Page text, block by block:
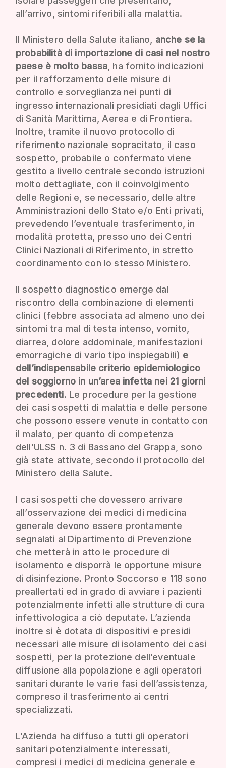
all’arrivo, sintomi riferibili alla malattia.
Il Ministero della Salute italiano, anche se la
probabilità di importazione di casi nel nostro
paese è molto bassa , ha fornito indicazioni
per il rafforzamento delle misure di
controllo e sorveglianza nei punti di
ingresso internazionali presidiati dagli Uffici
di Sanità Marittima, Aerea e di Frontiera.
Inoltre, tramite il nuovo protocollo di
riferimento nazionale sopracitato, il caso
sospetto, probabile o confermato viene
gestito a livello centrale secondo istruzioni
molto dettagliate, con il coinvolgimento
delle Regioni e, se necessario, delle altre
Amministrazioni dello Stato e/o Enti privati,
prevedendo l’eventuale trasferimento, in
modalità protetta, presso uno dei Centri
Clinici Nazionali di Riferimento, in stretto
coordinamento con lo stesso Ministero.
Il sospetto diagnostico emerge dal
riscontro della combinazione di elementi
clinici (febbre associata ad almeno uno dei
sintomi tra mal di testa intenso, vomito,
diarrea, dolore addominale, manifestazioni
emorragiche di vario tipo inspiegabili) e
dell’indispensabile criterio epidemiologico
del soggiorno in un’area infetta nei 21 giorni
precedenti. Le procedure per la gestione
dei casi sospetti di malattia e delle persone
che possono essere venute in contatto con
il malato, per quanto di competenza
dell’ULSS n. 3 di Bassano del Grappa, sono
già state attivate, secondo il protocollo del
Ministero della Salute.
I casi sospetti che dovessero arrivare
all’osservazione dei medici di medicina
generale devono essere prontamente
segnalati al Dipartimento di Prevenzione
che metterà in atto le procedure di
isolamento e disporrà le opportune misure
di disinfezione. Pronto Soccorso e 118 sono
preallertati ed in grado di avviare i pazienti
potenzialmente infetti alle strutture di cura
infettivologica a ciò deputate. L’azienda
inoltre si è dotata di dispositivi e presidi
necessari alle misure di isolamento dei casi
sospetti, per la protezione dell’eventuale
diffusione alla popolazione e agli operatori
sanitari durante le varie fasi dell’assistenza,
compreso il trasferimento ai centri
specializzati.
L’Azienda ha diffuso a tutti gli operatori
sanitari potenzialmente interessati,
compresi i medici di medicina generale e